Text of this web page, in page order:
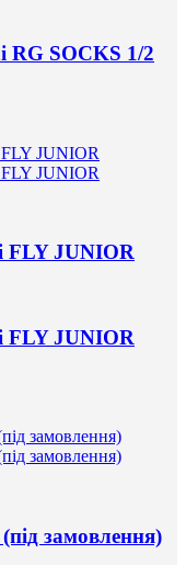
RG SOCKS 1/2
FLY JUNIOR
FLY JUNIOR
замовлення)